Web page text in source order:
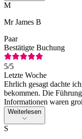
M
Mr James B
Paar
Bestätigte Buchung
5/5
Letzte Woche
Ehrlich gesagt dachte
bekommen. Die
Informationen waren
Weiterlesen
S